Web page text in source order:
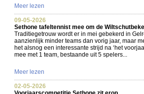
Meer lezen
09-05-2026
Sethone tafeltennist mee om de
Traditiegetrouw wordt er in mei gebekerd in
aanzienlijk minder teams dan vorig jaar, maar
het alsnog een interessante strijd na ‘het
mee met 1 team, bestaande uit 5 spelers...
Meer lezen
02-05-2026